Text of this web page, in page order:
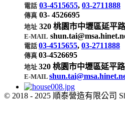
電話 03-4515655, 03-2711888
傳真 03- 4526695
地址 320 桃園市中壢區延平
E-MAIL
電話 03-4515655, 03-2711888
傳真 03-4526695
地址 320 桃園市中壢區延平
E-MAIL
© 2018 - 2025 順泰營造有限公司